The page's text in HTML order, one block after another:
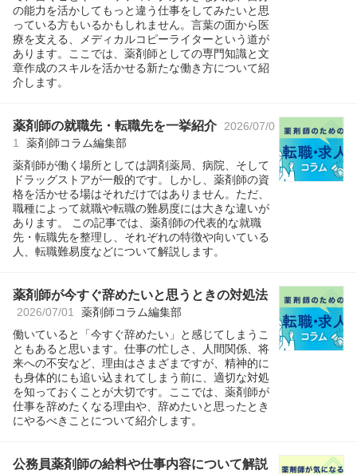
の能力を活かしてもっと違う仕事をしてみたいと思
っている方もいるかもしれません。言葉の面から医
療を支える、メディカルコピーライターという道が
あります。ここでは、薬剤師としての専門知識と文
章作成のスキルを活かせる新たな働き方について紹
介します。
薬剤師の就職先・転職先を一挙紹介
2026/07/0
1
薬剤師コラム編集部
薬剤師が働く場所としては調剤薬局、病院、そして
ドラッグストアが一般的です。しかし、薬剤師の資
格を活かせる場はそれだけではありません。ただ、
職種によって就職や転職の難易度には大きな違いが
あります。 この記事では、薬剤師の代表的な就職
先・転職先を整理し、それぞれの特徴や向いている
人、転職難易度などについて解説します。
薬剤師が今すぐ辞めたいと思うときの対処法
2026/07/01 薬剤師コラム編集部
働いていると「今すぐ辞めたい」と感じてしまうこ
ともあると思います。仕事の忙しさ、人間関係、将
来への不安など、理由はさまざまですが、精神的に
も身体的にも追い込まれてしまう前に、適切な対処
を知っておくことが大切です。ここでは、薬剤師が
仕事を辞めたくなる理由や、辞めたいと思ったとき
にやるべきことについて紹介します。
公務員薬剤師の給料や仕事内容について解説